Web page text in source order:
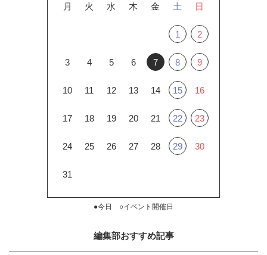
月 火 水 木 金 土 日
1 2
3 4 5 6 7 8 9
10 11 12 13 14 15 16
17 18 19 20 21 22 23
24 25 26 27 28 29 30
31
●今日 ○イベント開催日
編集部おすすめ記事